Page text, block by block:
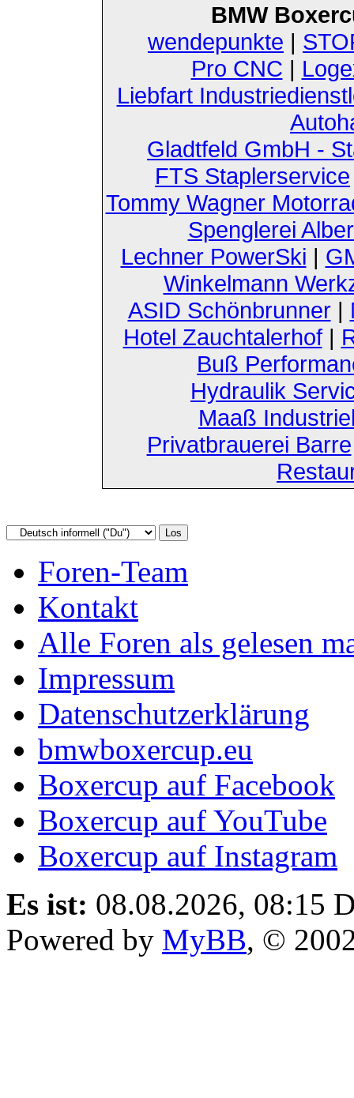
BMW
wendepunkte |
Pro CNC |
Liebfart
Gladtfeld GmbH -
FTS Staplerservice
Tommy Wagner
Spenglerei
Lechner PowerSki |
Winkelmann
ASID Schönbrunner|
Hotel Zauchtalerhof|
Buß
Hydraulik
Maaß
Privatbrauerei Barre
Foren-Team
Kontakt
Alle Foren als gelesen
Impressum
Datenschutzerklärung
bmwboxercup.eu
Boxercup auf Facebook
Boxercup auf YouTube
Boxercup auf Instagram
Es ist: 08.08.2026, 08:15
Powered by MyBB, ©